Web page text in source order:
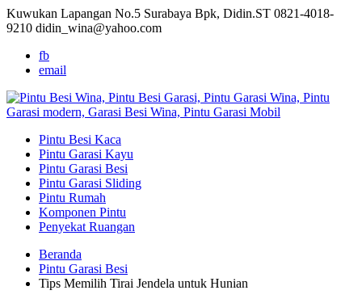
Kuwukan Lapangan No.5 Surabaya Bpk, Didin.ST 0821-4018-
9210 didin_wina@yahoo.com
fb
email
Pintu Besi Kaca
Pintu Garasi Kayu
Pintu Garasi Besi
Pintu Garasi Sliding
Pintu Rumah
Komponen Pintu
Penyekat Ruangan
Beranda
Pintu Garasi Besi
Tips Memilih Tirai Jendela untuk Hunian